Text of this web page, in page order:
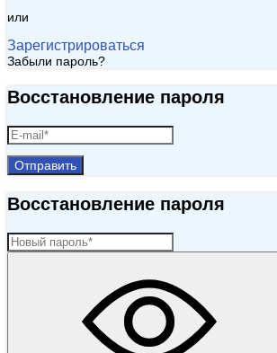
или
Зарегистрироваться
Забыли пароль?
Восстановление пароля
Отправить
Восстановление пароля